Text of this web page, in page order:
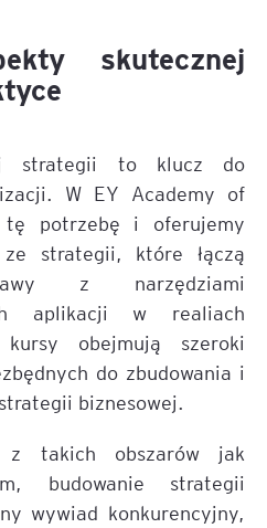
skutecznej
strategii to klucz do
W EY Academy of
tę potrzebę i oferujemy
strategii, które łączą
z narzędziami
aplikacji w realiach
kursy obejmują szeroki
do zbudowania i
biznesowej.
z takich obszarów jak
budowanie strategii
wywiad konkurencyjny,